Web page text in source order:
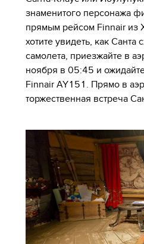
знаменитого персонажа
прямым рейсом Finnair из
хотите увидеть, как Санта
самолета, приезжайте в
ноября в 05:45 и
Finnair AY151. Прямо в
торжественная встреча